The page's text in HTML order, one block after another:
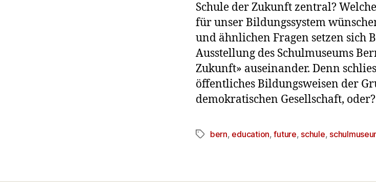
Schule der Zukunft zentral?
für unser Bildungssystem
und ähnlichen Fragen setzen sich
Ausstellung des Schulmuseums
Zukunft» auseinander. Denn
öffentliches Bildungsweisen der
demokratischen Gesellschaft, oder?
bern, education,future, schule,